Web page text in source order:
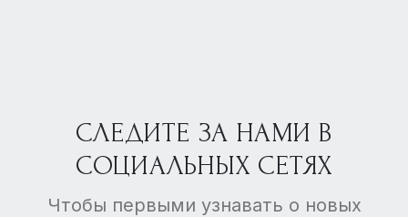
СЛЕДИТЕ ЗА НАМИ В
СОЦИАЛЬНЫХ СЕТЯХ
Чтобы первыми узнавать о новых